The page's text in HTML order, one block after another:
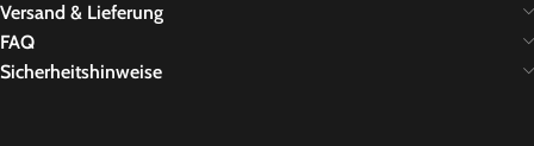
Versand & Lieferung
FAQ
Sicherheitshinweise